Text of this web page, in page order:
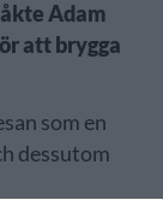
Adam
att brygga
som en
dessutom